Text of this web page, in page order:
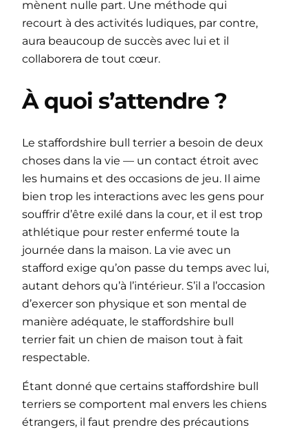
mènent nulle part. Une méthode qui
recourt à des activités ludiques, par contre,
aura beaucoup de succès avec lui et il
collaborera de tout cœur.
À quoi s’attendre ?
Le staffordshire bull terrier a besoin de deux
choses dans la vie — un contact étroit avec
les humains et des occasions de jeu. Il aime
bien trop les interactions avec les gens pour
souffrir d’être exilé dans la cour, et il est trop
athlétique pour rester enfermé toute la
journée dans la maison. La vie avec un
stafford exige qu’on passe du temps avec lui,
autant dehors qu’à l’intérieur. S’il a l’occasion
d’exercer son physique et son mental de
manière adéquate, le staffordshire bull
terrier fait un chien de maison tout à fait
respectable.
Étant donné que certains staffordshire bull
terriers se comportent mal envers les chiens
étrangers, il faut prendre des précautions